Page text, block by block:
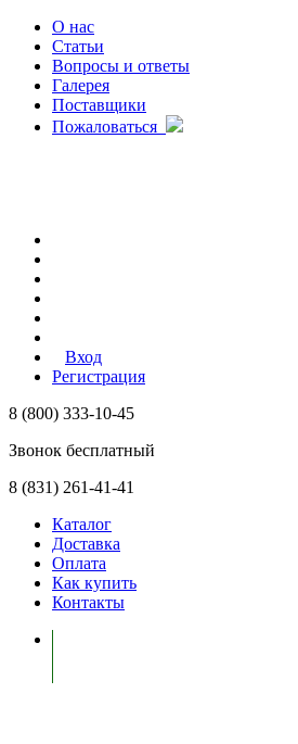
О нас
Статьи
Вопросы и ответы
Галерея
Поставщики
Пожаловаться
Вход
Регистрация
8 (800) 333-10-45
Звонок бесплатный
8 (831) 261-41-41
Каталог
Доставка
Оплата
Как купить
Контакты